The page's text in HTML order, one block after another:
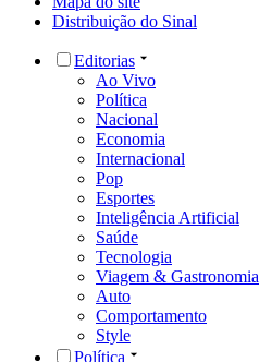
Distribuição do Sinal
Editorias
Ao Vivo
Política
Nacional
Economia
Internacional
Pop
Esportes
Inteligência Artificial
Saúde
Tecnologia
Viagem & Gastronomia
Auto
Comportamento
Style
Política